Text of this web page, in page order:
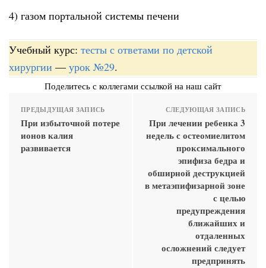
4) газом портальной системы печени
Учебный курс: тесты с ответами по детской
хирургии — урок №29.
Поделитесь с коллегами ссылкой на наш сайт
ПРЕДЫДУЩАЯ ЗАПИСЬ
При избыточной потере
ионов калия
развивается
СЛЕДУЮЩАЯ ЗАПИСЬ
При лечении ребенка 3
недель с остеомиелитом
проксимального
эпифиза бедра и
обширной деструкцией
в метаэпифизарной зоне
с целью
предупреждения
ближайших и
отдаленных
осложнений следует
предпринять